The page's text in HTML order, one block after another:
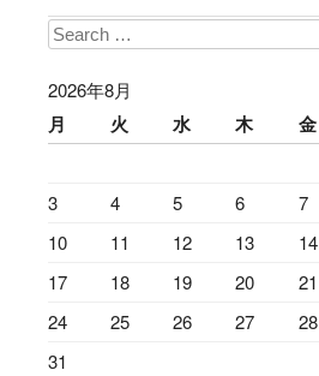
Search
2026年8月
月 火 水 木 金
3
4 5 6 7
10
11 12 13 14
17
18 19 20 21
24
25 26 27 28
31